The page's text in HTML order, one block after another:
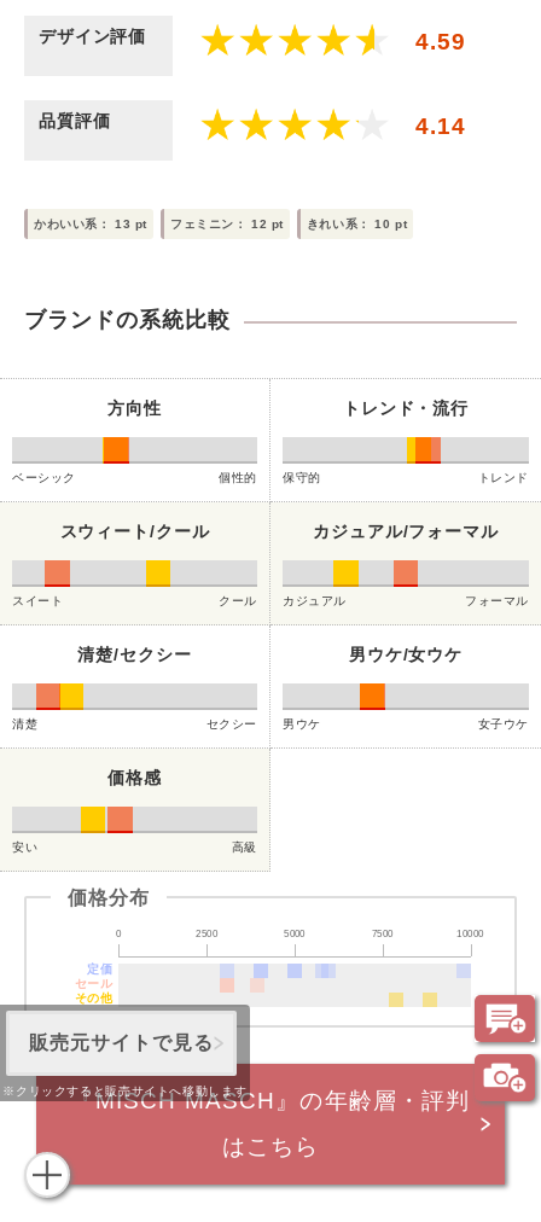
デザイン評価 4.59
品質評価 4.14
かわいい系：13 pt フェミニン： 12 pt きれい系：10pt
ブランドの系統比較
方向性
ベーシック 個性的
トレンド・流行
保守的 トレンド
スウィート/クール
スイート クール
カジュアル/フォーマル
カジュアル フォーマル
清楚/セクシー
清楚 セクシー
男ウケ/女ウケ
男ウケ 女子ウケ
価格感
安い 高級
価格分布
0 2500 5000 7500 10000
定価
セール
その他
『MISCH MASCH』の年齢層・評判
はこちら
販売元サイトで見る
※クリックすると販売サイトへ移動します